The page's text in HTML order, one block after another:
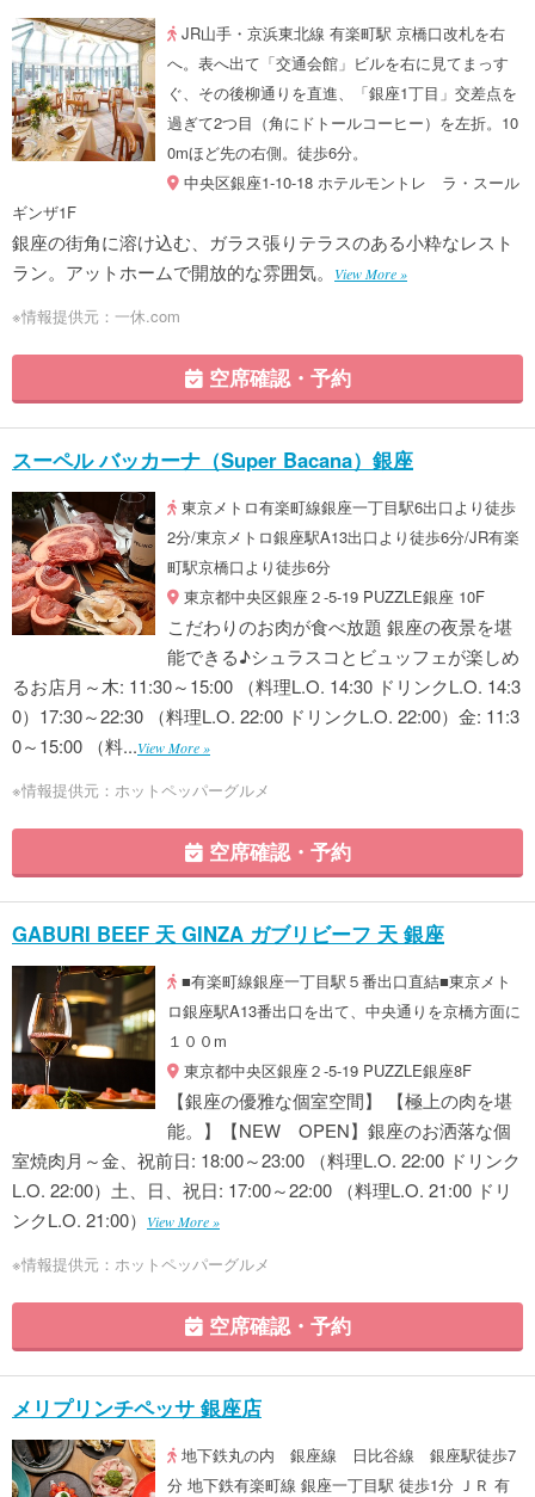
JR山手・京浜東北線 有楽町駅 京橋口改札を右
へ。表へ出て「交通会館」ビルを右に見てまっす
ぐ、その後柳通りを直進、「銀座1丁目」交差点を
過ぎて2つ目（角にドトールコーヒー）を左折。10
0mほど先の右側。徒歩6分。
中央区銀座1-10-18 ホテルモントレ ラ・スール
ギンザ1F
銀座の街角に溶け込む、ガラス張りテラスのある小粋なレスト
ラン。アットホームで開放的な雰囲気。
View More »
※情報提供元：一休.com
空席確認・予約
スーペル バッカーナ（Super Bacana）銀座
東京メトロ有楽町線銀座一丁目駅6出口より徒歩
2分/東京メトロ銀座駅A13出口より徒歩6分/JR有楽
町駅京橋口より徒歩6分
東京都中央区銀座２-5-19 PUZZLE銀座 10F
こだわりのお肉が食べ放題 銀座の夜景を堪
能できる♪シュラスコとビュッフェが楽しめ
るお店月～木: 11:30～15:00 （料理L.O. 14:30 ドリンクL.O. 14:3
0）17:30～22:30 （料理L.O. 22:00 ドリンクL.O. 22:00）金: 11:3
0～15:00 （料...View More »
※情報提供元：ホットペッパーグルメ
空席確認・予約
GABURI BEEF 天 GINZA ガブリビーフ 天 銀座
■有楽町線銀座一丁目駅５番出口直結■東京メト
ロ銀座駅A13番出口を出て、中央通りを京橋方面に
１００m
東京都中央区銀座２-5-19 PUZZLE銀座8F
【銀座の優雅な個室空間】 【極上の肉を堪
能。】【NEW OPEN】銀座のお洒落な個
室焼肉月～金、祝前日: 18:00～23:00 （料理L.O. 22:00 ドリンク
L.O. 22:00）土、日、祝日: 17:00～22:00 （料理L.O. 21:00 ドリ
ンクL.O. 21:00）
View More »
※情報提供元：ホットペッパーグルメ
空席確認・予約
メリプリンチペッサ 銀座店
地下鉄丸の内 銀座線 日比谷線 銀座駅徒歩7
分 地下鉄有楽町線 銀座一丁目駅 徒歩1分 ＪＲ 有